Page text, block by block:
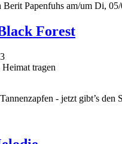
Berit Papenfuhs am/um Di,
Forest
tragen
- jetzt gibt’s